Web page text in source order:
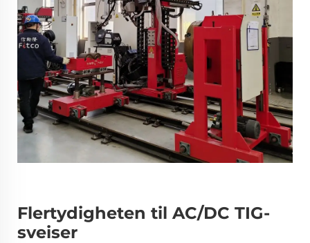
Flertydigheten til AC/DC TIG-
sveiser